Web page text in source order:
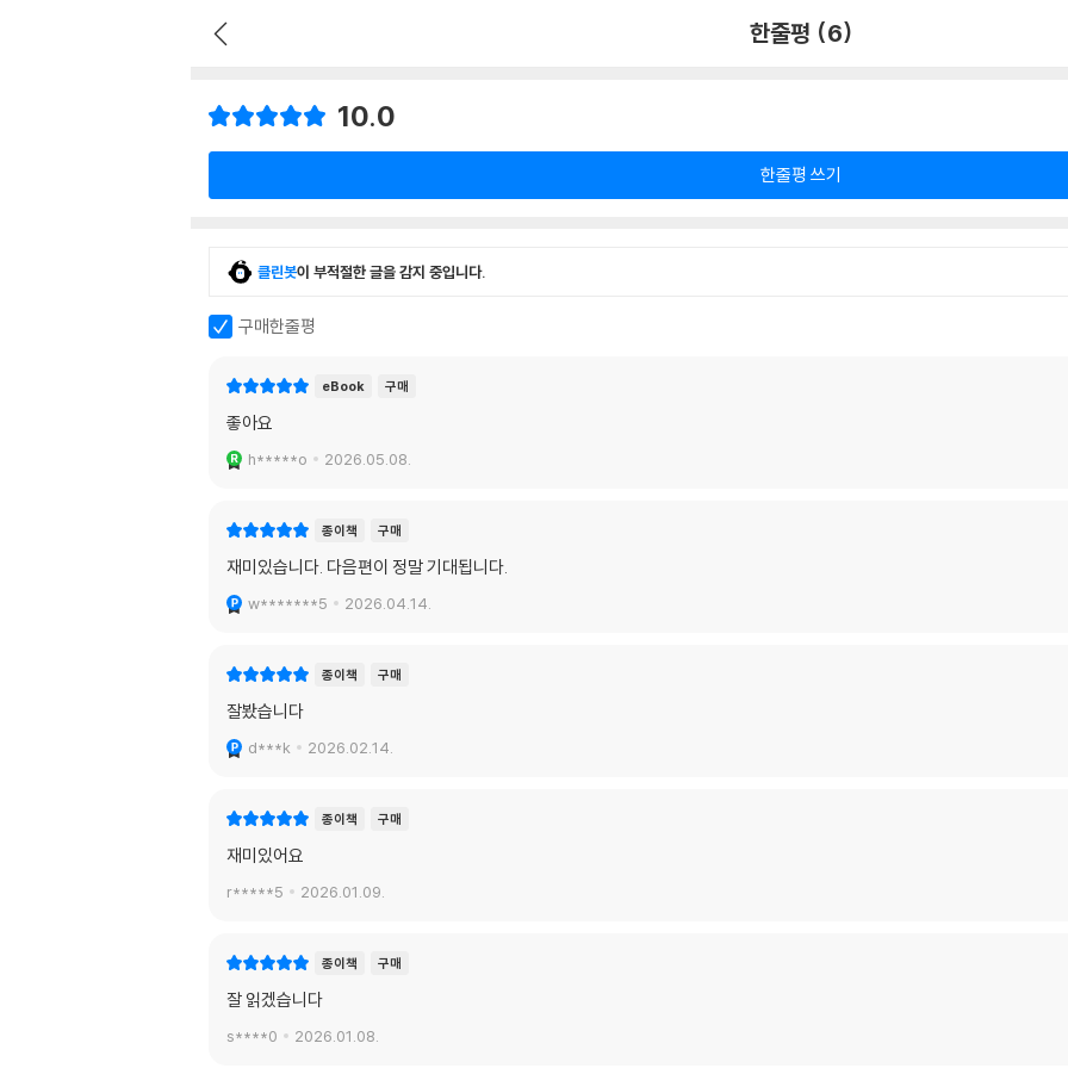
한줄평 (6)
10.0
한줄평 쓰기
클린봇이 부적절한 글을 감지 중입니다.
구매한줄평
eBook 구매
좋아요
h*****o 2026.05.08.
종이책 구매
재미있습니다. 다음편이 정말 기대됩니다.
w*******5 2026.04.14.
종이책 구매
잘봤습니다
d***k 2026.02.14.
종이책 구매
재미있어요
r*****5 2026.01.09.
종이책 구매
잘 읽겠습니다
s****0 2026.01.08.